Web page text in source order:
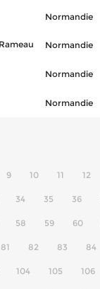
Normandie
Normandie
Normandie
Normandie
9 10 11 12
34 35 36
58 59 60
81 82 83 84
104 105 106